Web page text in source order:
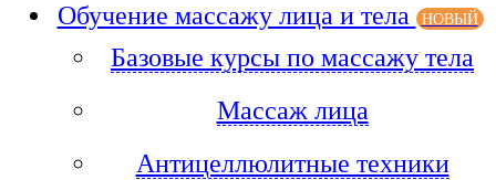
Обучение массажу лица и тела НОВЫЙ
Базовые курсы по массажу тела
Массаж лица
Антицеллюлитные техники